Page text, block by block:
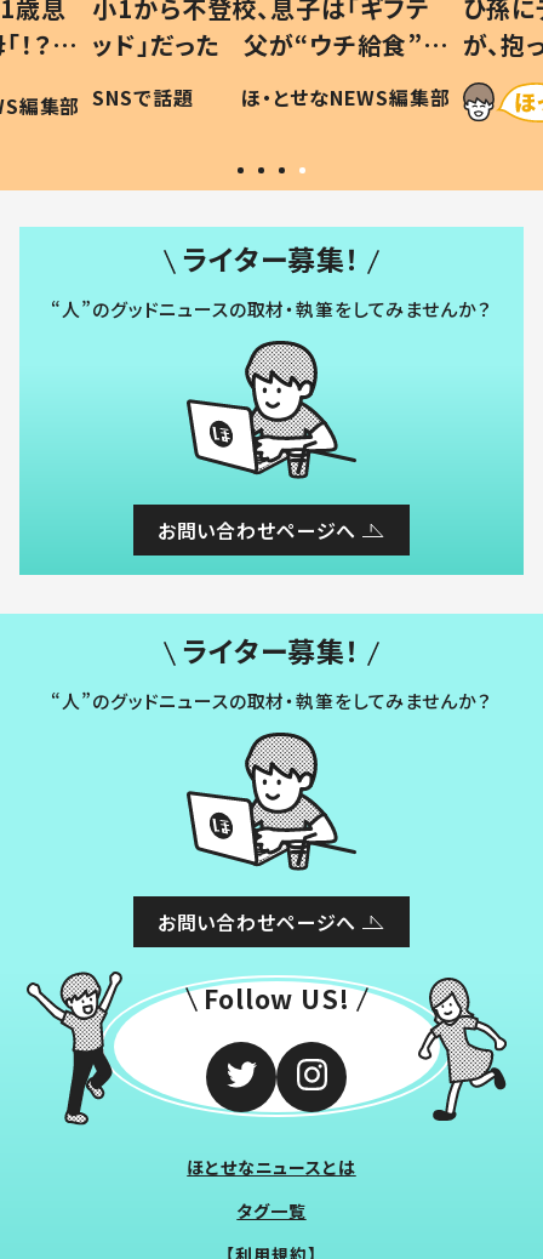
歳息
？」
編集部
小1から不登校、息子は「ギフテ
ッド」だった 父が“ウチ給食”を
作り続ける理由とは #令和の親
#令和の子
SNSで話題 ほ・とせなNEWS編集部
ひ孫
が、
「涙が
い」
ライター募集！
“人”のグッドニュースの取材・執筆をしてみませんか？
お問い合わせページへ
ライター募集！
“人”のグッドニュースの取材・執筆をしてみませんか？
お問い合わせページへ
Follow US!
ほとせなニュースとは
タグ一覧
【利用規約】